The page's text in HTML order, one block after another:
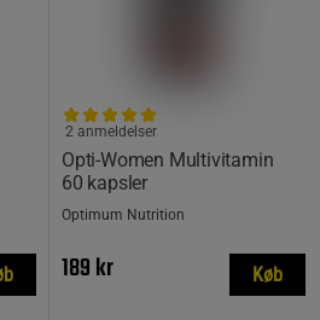
Opti-Women Multivitamin
60 kapsler
2 anmeldelser
Optimum Nutrition
189 kr Køb